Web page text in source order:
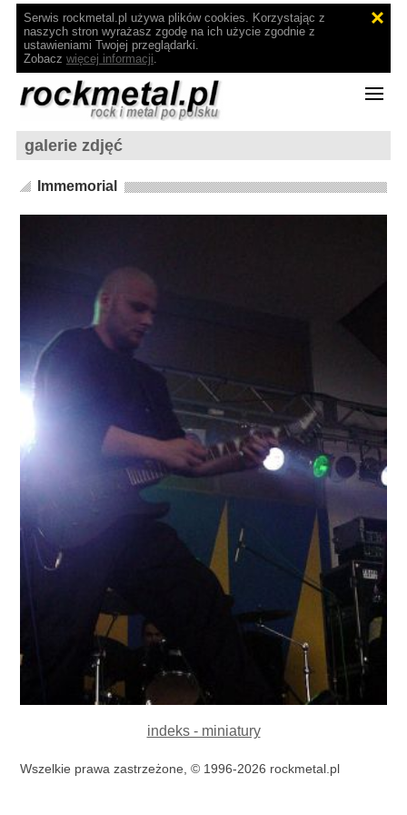
Serwis rockmetal.pl używa plików cookies. Korzystając z
naszych stron wyrażasz zgodę na ich użycie zgodnie z
ustawieniami Twojej przeglądarki.
Zobacz więcej informacji.
galerie zdjęć
Immemorial
indeks - miniatury
Wszelkie prawa zastrzeżone, © 1996-2026 rockmetal.pl